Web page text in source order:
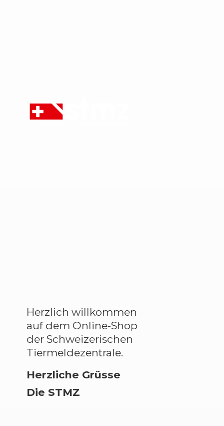
Herzlich willkommen
auf dem Online-Shop
der Schweizerischen
Tiermeldezentrale.
Herzliche Grüsse
Die STMZ